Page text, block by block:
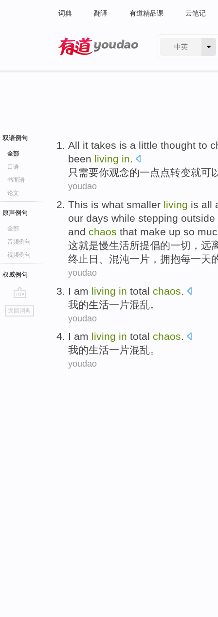
词典 翻译 有道精品课 云笔记
中英
双语例句
全部
口语
书面语
论文
原声例句
全部
音频例句
视频例句
权威例句
go
top
返回词典
All it takes is a little thought to
been living in.
只 需要你观念的一点点转变就可
youdao
This is what smaller living is all
our days while stepping
and chaos that make up so
这就是慢生活所提倡的一切，远
终止 日、 混沌一片 ，拥抱每一天
youdao
I am living in total chaos
我的生活一片混乱。
youdao
I am living in total chaos.
我的生活一片混乱。
youdao